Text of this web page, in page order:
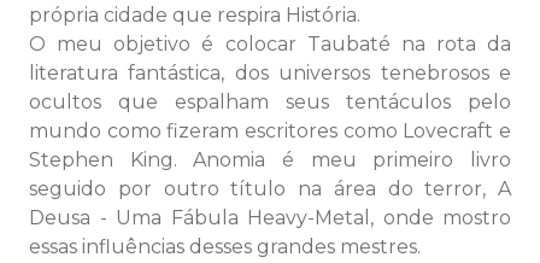
própria cidade que respira História.
O meu objetivo é colocar Taubaté na rota da
literatura fantástica, dos universos tenebrosos e
ocultos que espalham seus tentáculos pelo
mundo como fizeram escritores como Lovecraft e
Stephen King. Anomia é meu primeiro livro
seguido por outro título na área do terror, A
Deusa - Uma Fábula Heavy-Metal, onde mostro
essas influências desses grandes mestres.